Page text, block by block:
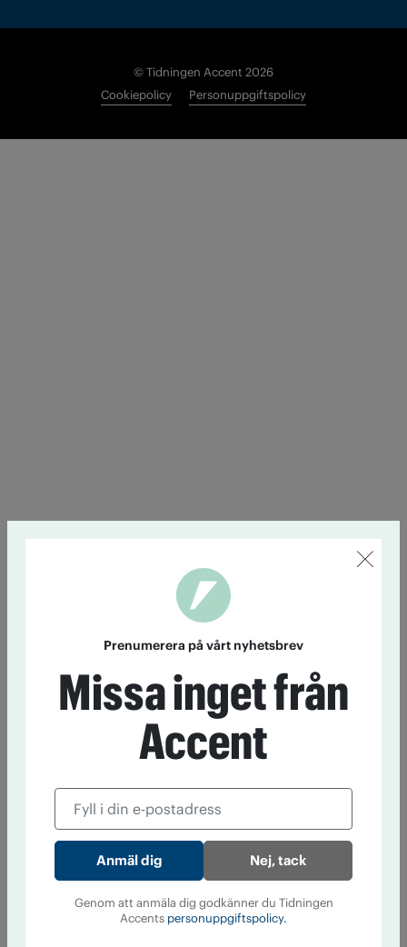
© Tidningen Accent 2026
Cookiepolicy
Personuppgiftspolicy
Prenumerera på vårt nyhetsbrev
Missa inget från
Accent
Nej, tack
Genom att anmäla dig godkänner du Tidningen
Accents personuppgiftspolicy.